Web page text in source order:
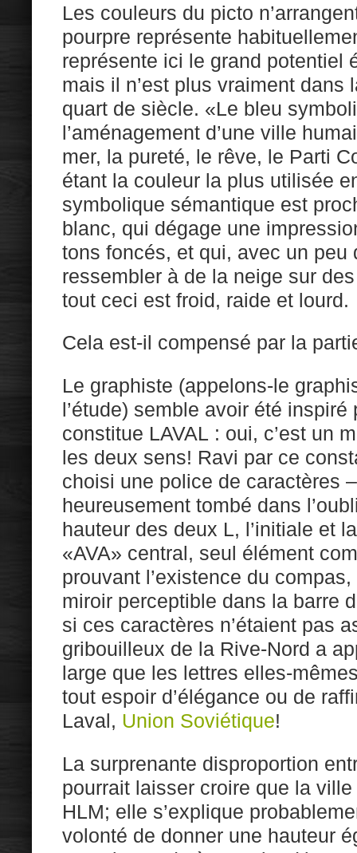
Les couleurs du picto
pourpre représente
représente ici le grand potentiel
mais il n’est plus vraiment dans
quart de siècle. «Le bleu
l’aménagement d’une ville
mer, la pureté, le rêve, le Parti
étant la couleur la plus utilisée
symbolique sémantique est
blanc, qui dégage une
tons foncés, et qui, avec un peu
ressembler à de la neige sur
tout ceci est froid, raide et lourd.
Cela est-il compensé par la
Le graphiste (appelons-le
l’étude) semble avoir été
constitue LAVAL : oui, c’est un
les deux sens! Ravi par ce
choisi une police de caractères
heureusement tombé dans
hauteur des deux L, l’initiale et
«AVA» central, seul élément
prouvant l’existence du
miroir perceptible dans la barre
si ces caractères n’étaient pas
gribouilleux de la Rive-Nord a
large que les lettres elles-
tout espoir d’élégance ou de
Laval, Union Soviétique!
La surprenante disproportion
pourrait laisser croire que la ville
HLM; elle s’explique
volonté de donner une hauteur